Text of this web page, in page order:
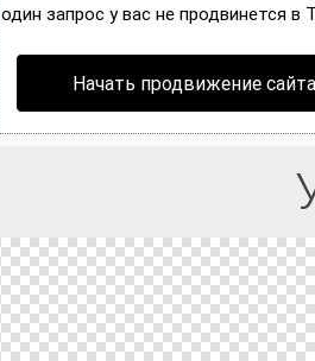
один запрос у вас не продвинется в
Начать продвижение сайта